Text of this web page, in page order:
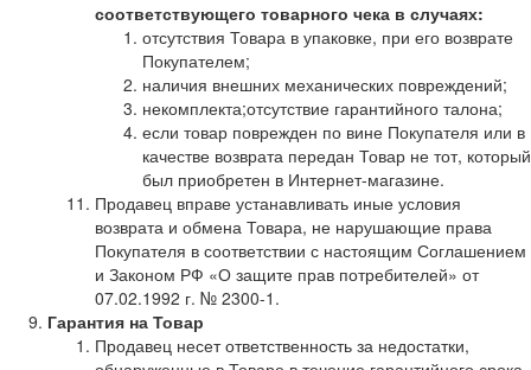
соответствующего товарного чека в случаях:
отсутствия Товара в упаковке, при его возврате
Покупателем;
наличия внешних механических повреждений;
некомплекта;отсутствие гарантийного талона;
если товар поврежден по вине Покупателя или в
качестве возврата передан Товар не тот, который
был приобретен в Интернет-магазине.
Продавец вправе устанавливать иные условия
возврата и обмена Товара, не нарушающие права
Покупателя в соответствии с настоящим Соглашением
и Законом РФ «О защите прав потребителей» от
07.02.1992 г. № 2300-1.
Гарантия на Товар
Продавец несет ответственность за недостатки,